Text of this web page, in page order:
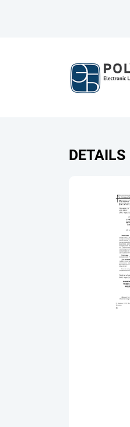
DETAILS